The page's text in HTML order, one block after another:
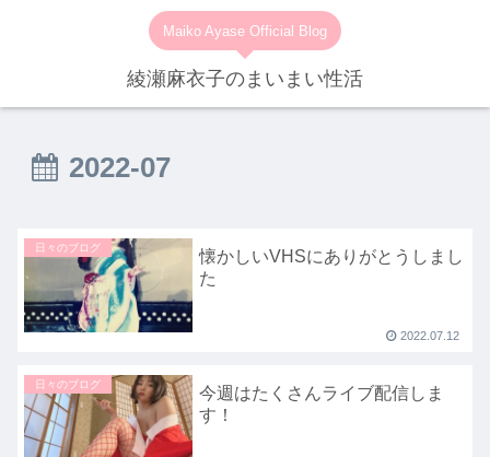
Maiko Ayase Official Blog
綾瀬麻衣子のまいまい性活
2022-07
日々のブログ
懐かしいVHSにありがとうしまし
た
2022.07.12
日々のブログ
今週はたくさんライブ配信しま
す！